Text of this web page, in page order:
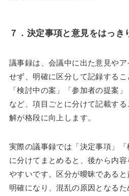
７． 決定事項と意見をはっき
議事録は、会議中に出た意見や
せず、明確に区分して記録する
「検討中の案」「参加者の提案
など、項目ごとに分けて記載す
解が格段に向上します。
実際の議事録では「決定事項」「
に分けてまとめると、後から内
やすいです。区分が曖昧である
明確になり、混乱の原因となるた